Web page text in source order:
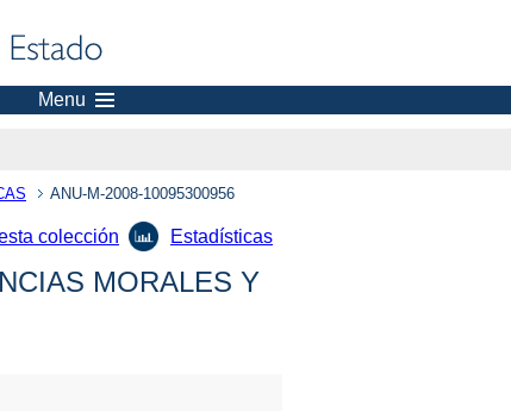
Menu
ANU-M-2008-10095300956
colección Estadísticas
MORALES Y